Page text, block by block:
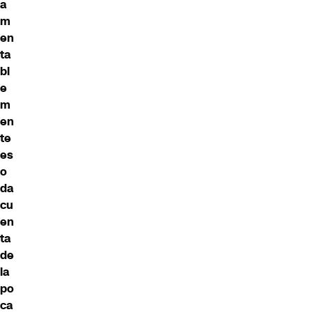
a
m
en
ta
bl
e
m
en
te
es
o
da
cu
en
ta
de
la
po
ca